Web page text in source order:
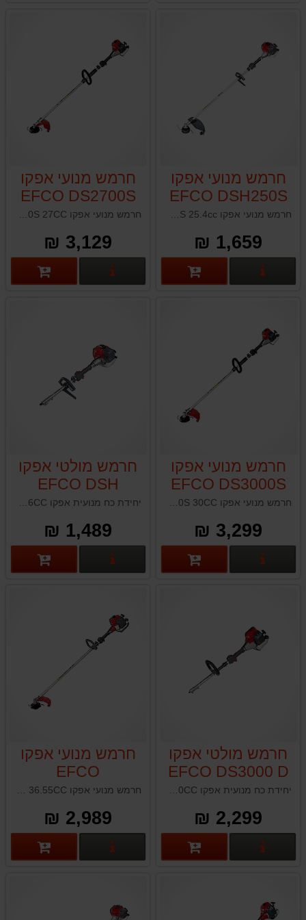
חרמש מנועי אפקו
EFCO DSH250S
25.4cc
1,659 ₪
פרטים נוספים
חרמש מנועי אפקו
EFCO DS2700S
27CC
3,129 ₪
פרטים נוספים
חרמש מנועי אפקו
EFCO DS3000S
30CC
3,299 ₪
פרטים נוספים
חרמש מולטי אפקו
EFCO DSH
2500D 26CC
1,489 ₪
פרטים נוספים
חרמש מולטי אפקו
EFCO DS3000 D
30CC
יחידת כח מנועית אפקו EFCO DS3000D 30CC תוצרת איטליה
2,299 ₪
פרטים נוספים
חרמש מנועי אפקו
EFCO
חרמש מנועי אפקו EFCO STARK3810S 36.55CC תוצרת איטליה
2,989 ₪
פרטים נוספים